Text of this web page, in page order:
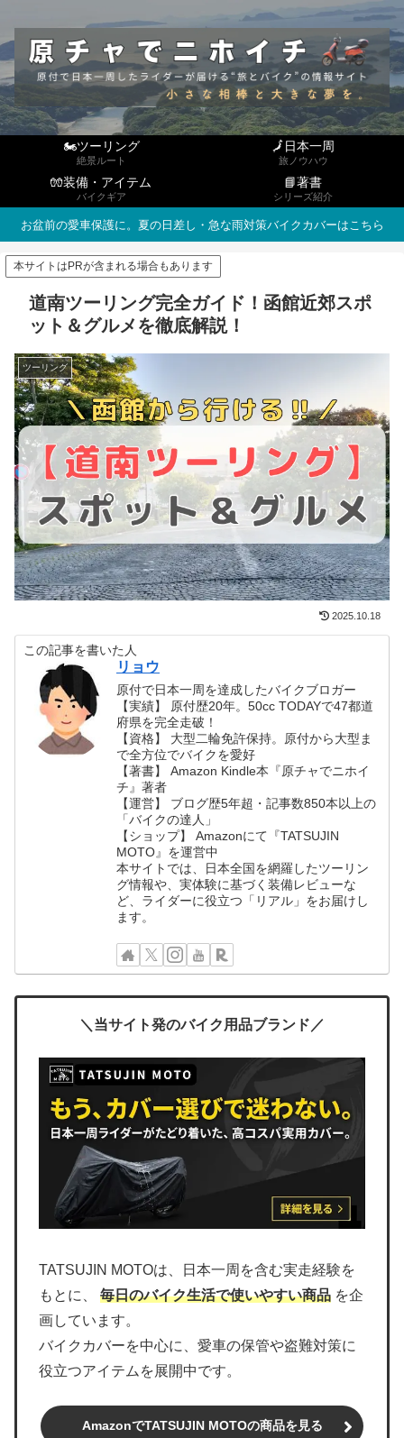
🏍ツーリング
絶景ルート
🗾日本一周
旅ノウハウ
🧤装備・アイテム
バイクギア
📘著書
シリーズ紹介
お盆前の愛車保護に。夏の日差し・急な雨対策バイクカバーはこちら
本サイトはPRが含まれる場合もあります
道南ツーリング完全ガイド！函館近郊スポ
ット＆グルメを徹底解説！
ツーリング
2025.10.18
この記事を書いた人
リョウ
原付で日本一周を達成したバイクブロガー
【実績】 原付歴20年。50cc TODAYで47都道
府県を完全走破！
【資格】 大型二輪免許保持。原付から大型ま
で全方位でバイクを愛好
【著書】 Amazon Kindle本『原チャでニホイ
チ』著者
【運営】 ブログ歴5年超・記事数850本以上の
「バイクの達人」
【ショップ】 Amazonにて『TATSUJIN
MOTO』を運営中
本サイトでは、日本全国を網羅したツーリン
グ情報や、実体験に基づく装備レビューな
ど、ライダーに役立つ「リアル」をお届けし
ます。
＼当サイト発のバイク用品ブランド／
TATSUJIN MOTOは、日本一周を含む実走経験を
もとに、 毎日のバイク生活で使いやすい商品 を企
画しています。
バイクカバーを中心に、愛車の保管や盗難対策に
役立つアイテムを展開中です。
AmazonでTATSUJIN MOTOの商品を見る